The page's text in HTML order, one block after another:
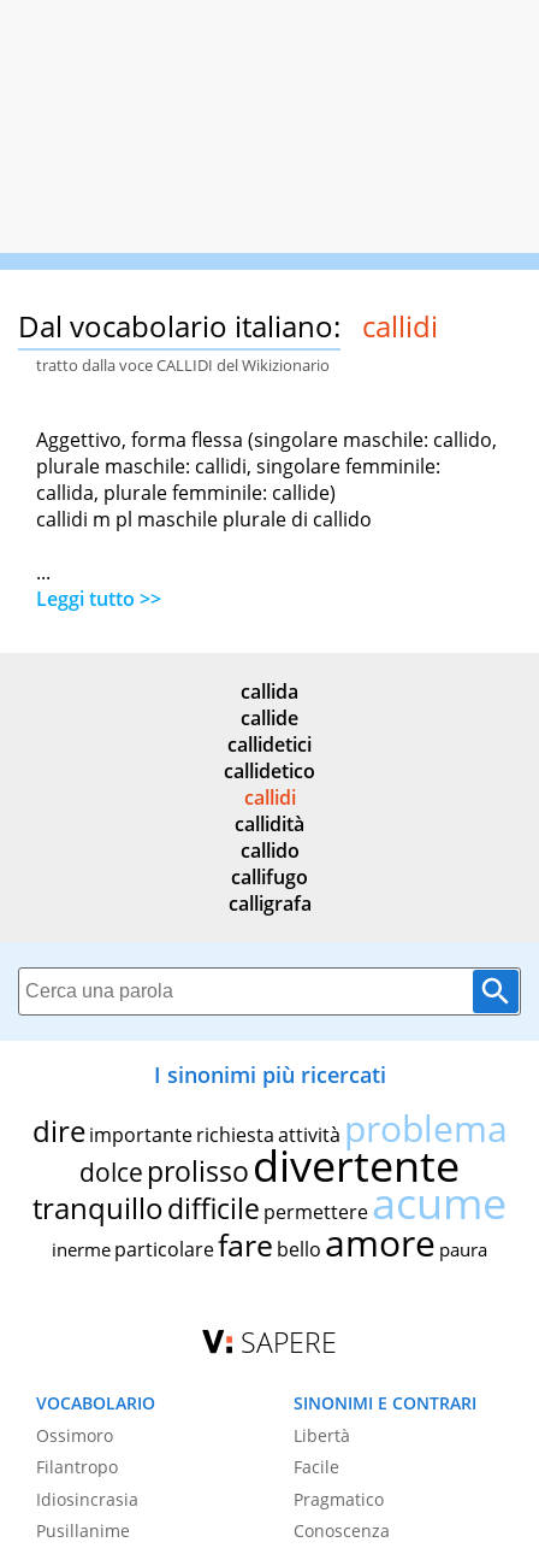
Dal vocabolario italiano: callidi
tratto dalla voce CALLIDI del Wikizionario
Aggettivo, forma flessa (singolare maschile: callido,
plurale maschile: callidi, singolare femminile:
callida, plurale femminile: callide)
callidi m pl maschile plurale di callido
...
Leggi tutto >>
callida
callide
callidetici
callidetico
callidi
callidità
callido
callifugo
calligrafa
I sinonimi più ricercati
dire importante richiestaattività problema
dolce prolissodivertente
tranquillodifficile permettereacume
inerme particolarefare bello amore paura
SAPERE
VOCABOLARIO
Ossimoro
Filantropo
Idiosincrasia
Pusillanime
SINONIMI E CONTRARI
Libertà
Facile
Pragmatico
Conoscenza